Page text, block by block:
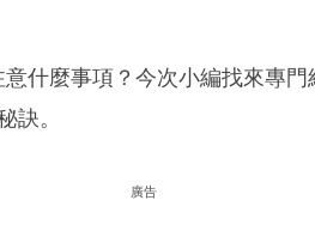
什麼事項？今次小編找來專門
訣。
廣告